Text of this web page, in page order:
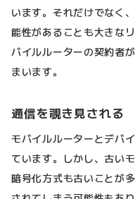
います。それだけでなく
能性があることも大きな
バイルルーターの契約者
まいます。
通信を覗き見される
モバイルルーターとデバ
ています。しかし、古い
暗号化方式も古いことが